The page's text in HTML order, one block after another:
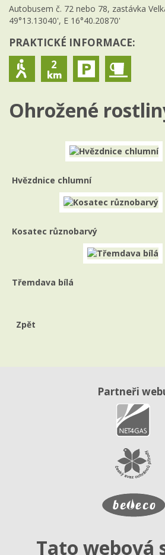
Autobusem č. 72 nebo 78, zastávka
49°13.13040', E 16°40.20870'
PRAKTICKÉ INFORMACE:
2
Ohrožené
Hvězdnice chlumní
Kosatec různobarvý
Třemdava bílá
Zpět
Partneři
Tato webová